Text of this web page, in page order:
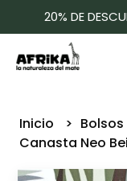
20% DE
Inicio
Canasta Neo